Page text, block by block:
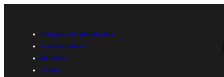
содержимомуСведения об организации
О нашей работе
Контакты
Отзывы